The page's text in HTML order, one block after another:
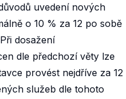
uvedení nových
o 10 % za 12 po sobě
dosažení
dle předchozí věty lze
provést nejdříve za 12
služeb dle tohoto